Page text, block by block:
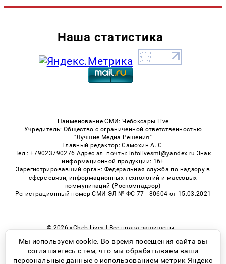
Наша статистика
Наименование СМИ: Чебоксары Live
Учредитель: Общество с ограниченной ответственностью
"Лучшие Медиа Решения"
Главный редактор: Самохин А. С.
Тел.: +79023790276 Адрес эл. почты: infolivesmi@yandex.ru Знак
информационной продукции: 16+
Зарегистрировавший орган: Федеральная служба по надзору в
сфере связи, информационных технологий и массовых
коммуникаций (Роскомнадзор)
Регистрационный номер СМИ ЭЛ № ФС 77 - 80604 от 15.03.2021
© 2026 «Cheb-Live» | Все права защищены
Возрастная категория сайта 16+
Политика конфиденциальности
Мы используем cookie. Во время посещения сайта вы
соглашаетесь с тем, что мы обрабатываем ваши
персональные данные с использованием метрик Яндекс